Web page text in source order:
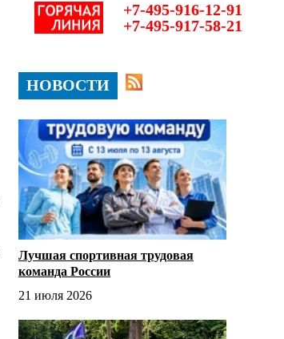
+7-495-916-12-91
+7-495-917-58-21
НОВОСТИ
Лучшая спортивная трудовая
команда России
21 июля 2026